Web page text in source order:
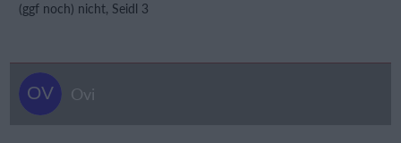
(ggf noch) nicht, Seidl 3
Ovi